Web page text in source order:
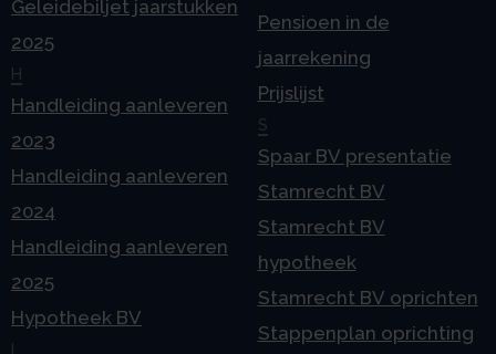
Geleidebiljet jaarstukken
2025
H
Handleiding aanleveren
2023
Handleiding aanleveren
2024
Handleiding aanleveren
2025
Hypotheek BV
Pensioen in de
jaarrekening
Prijslijst
S
Spaar BV presentatie
Stamrecht BV
Stamrecht BV
hypotheek
Stamrecht BV oprichten
Stappenplan oprichting